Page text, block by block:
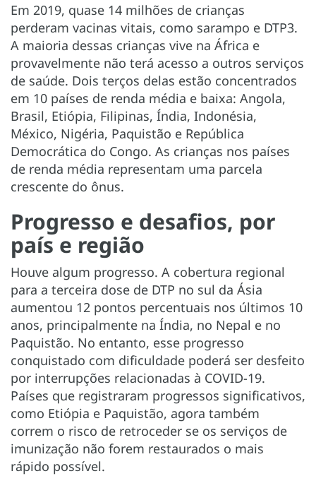
Em 2019, quase 14 milhões de crianças
perderam vacinas vitais, como sarampo e DTP3.
A maioria dessas crianças vive na África e
provavelmente não terá acesso a outros serviços
de saúde. Dois terços delas estão concentrados
em 10 países de renda média e baixa: Angola,
Brasil, Etiópia, Filipinas, Índia, Indonésia,
México, Nigéria, Paquistão e República
Democrática do Congo. As crianças nos países
de renda média representam uma parcela
crescente do ônus.
Progresso e desafios, por
país e região
Houve algum progresso. A cobertura regional
para a terceira dose de DTP no sul da Ásia
aumentou 12 pontos percentuais nos últimos 10
anos, principalmente na Índia, no Nepal e no
Paquistão. No entanto, esse progresso
conquistado com dificuldade poderá ser desfeito
por interrupções relacionadas à COVID-19.
Países que registraram progressos significativos,
como Etiópia e Paquistão, agora também
correm o risco de retroceder se os serviços de
imunização não forem restaurados o mais
rápido possível.